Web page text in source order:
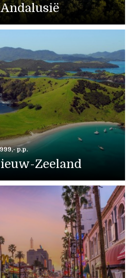
p.p.
Zeeland